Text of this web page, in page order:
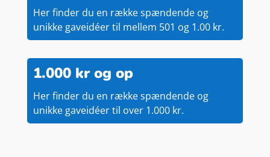
Her finder du en række spændende og
unikke gaveidéer til mellem 501 og 1.00 kr.
1.000 kr og op
Her finder du en række spændende og
unikke gaveidéer til over 1.000 kr.